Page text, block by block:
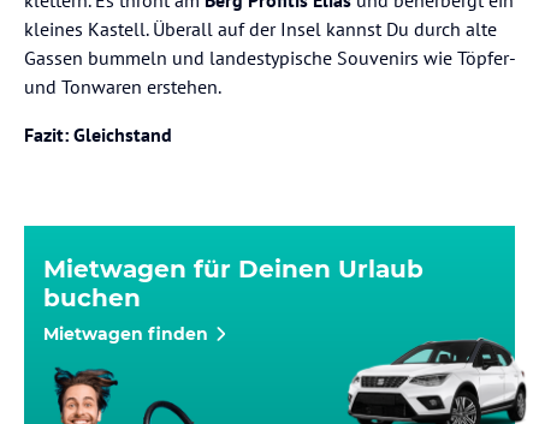
kleines Kastell. Überall auf der Insel kannst Du durch alte
Gassen bummeln und landestypische Souvenirs wie Töpfer-
und Tonwaren erstehen.
Fazit: Gleichstand
Mietwagen für Deinen Urlaub
buchen
Mietwagen finden